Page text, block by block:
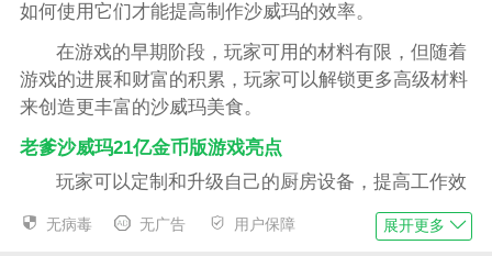
如何使用它们才能提高制作沙威玛的效率。
在游戏的早期阶段，玩家可用的材料有限，但随着
游戏的进展和财富的积累，玩家可以解锁更多高级材料
来创造更丰富的沙威玛美食。
老爹沙威玛21亿金币版游戏亮点
玩家可以定制和升级自己的厨房设备，提高工作效
率，满足更多的订单需求，既增加了游戏的乐趣，也提
高了玩家的满意度。
无病毒 无广告 用户保障 展开更多